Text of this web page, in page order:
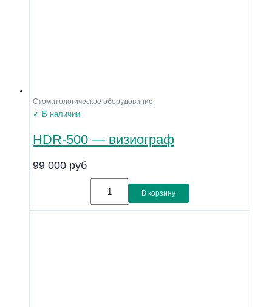
Стоматологическое оборудование
✓ В наличии
HDR-500 — визиограф
99 000 руб
В корзину